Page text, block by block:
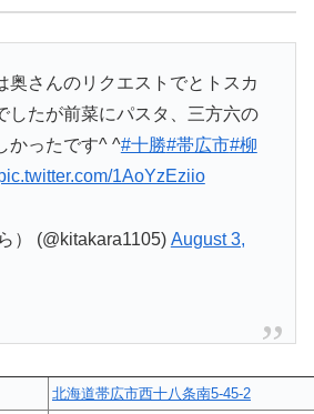
奥さんのリクエストでとトスカ
したが前菜にパスタ、三方六の
かったです^ ^#十勝#帯広市#柳
1AoYzEziio
） (@kitakara1105) August 3,
北海道帯広市西十八条南5-45-2